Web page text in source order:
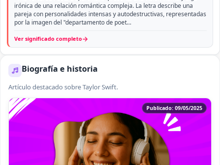
irónica de una relación romántica compleja. La letra describe una
pareja con personalidades intensas y autodestructivas, representadas
por la imagen del "departamento de poet…
Ver significado completo→
Biografía e historia
Artículo destacado sobre Taylor Swift.
Publicado: 09/05/2025